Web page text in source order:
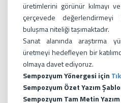
üretimlerini görünür kılmayı
çerçevede
buluşma niteliği taşımaktadır.
Sanat alanında araştırma
üretmeyi hedefleyen bir
olmaya davet ediyoruz.
Sempozyum Yönergesi için
Sempozyum Özet Yazım
Sempozyum Tam Metin